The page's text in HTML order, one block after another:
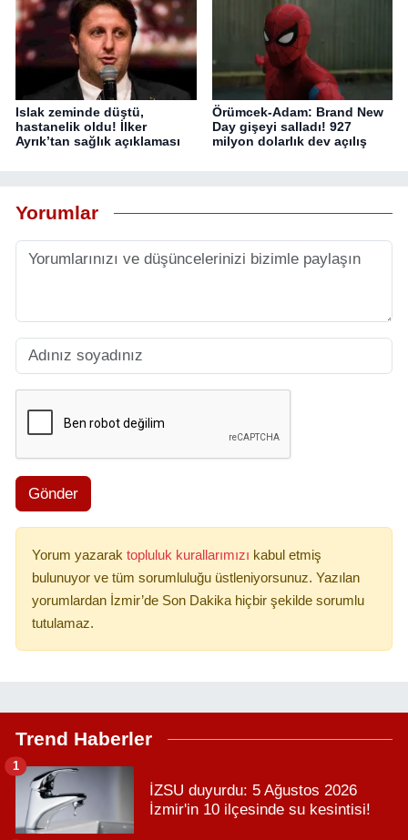
Islak zeminde düştü,
hastanelik oldu! İlker
Ayrık’tan sağlık açıklaması
Örümcek-Adam: Brand New
Day gişeyi salladı! 927
milyon dolarlık dev açılış
Yorumlar
Gönder
Yorum yazarak topluluk kurallarımızı kabul etmiş
bulunuyor ve tüm sorumluluğu üstleniyorsunuz. Yazılan
yorumlardan İzmir’de Son Dakika hiçbir şekilde sorumlu
tutulamaz.
Trend Haberler
İZSU duyurdu: 5 Ağustos 2026
İzmir'in 10 ilçesinde su kesintisi!
1